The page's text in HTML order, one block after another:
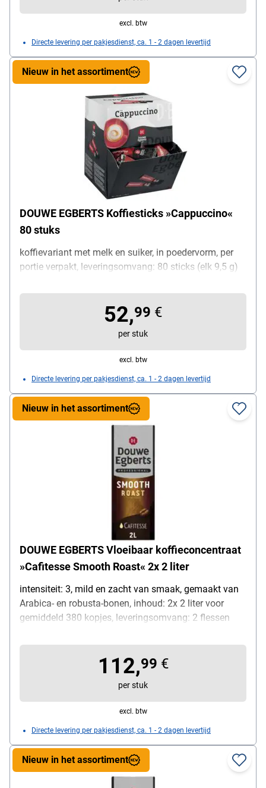
excl. btw
Directe levering per pakjesdienst, ca. 1 - 2 dagen levertijd
DOUWE EGBERTS Koffiesticks »Cappuccino«
80 stuks
koffievariant met melk en suiker, in poedervorm, per
portie verpakt, leveringsomvang: 80 sticks (elk 9,5 g)
Nieuw in het assortiment
52,99 €
per stuk
excl. btw
Directe levering per pakjesdienst, ca. 1 - 2 dagen levertijd
DOUWE EGBERTS Vloeibaar koffieconcentraat
»Cafitesse Smooth Roast« 2x 2 liter
intensiteit: 3, mild en zacht van smaak, gemaakt van
Arabica- en robusta-bonen, inhoud: 2x 2 liter voor
gemiddeld 380 kopjes, leveringsomvang: 2 flessen
Nieuw in het assortiment
112,99 €
per stuk
excl. btw
Directe levering per pakjesdienst, ca. 1 - 2 dagen levertijd
Nieuw in het assortiment